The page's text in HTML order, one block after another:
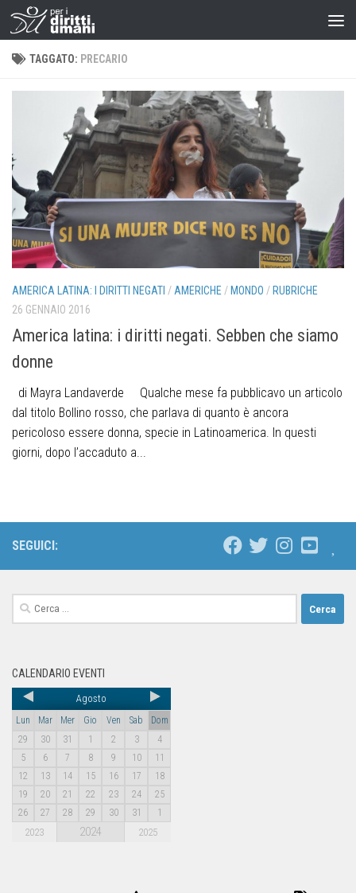
TAGGATO: PRECARIO
AMERICA LATINA: I DIRITTI NEGATI / AMERICHE / MONDO / RUBRICHE
26 GENNAIO 2016
America latina: i diritti negati. Sebben che siamo
donne
di Mayra Landaverde Qualche mese fa pubblicavo un articolo
dal titolo Bollino rosso, che parlava di quanto è ancora
pericoloso essere donna, specie in Latinoamerica. In questi
giorni, dopo l’accaduto a...
SEGUICI:
CALENDARIO EVENTI
Agosto
Lun Mar Mer Gio Ven Sab
Dom
29
30 31 1 2 3
4
5
6 7 8 9 10
11
12
13 14 15 16 17
18
19
20 21 22 23 24
25
26
27 28 29 30 31 1
2023 2024 2025